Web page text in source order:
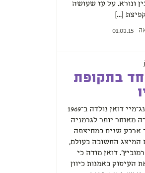
ונורא. על עז שעושה
[…]
01.03.15
בתקופת
האמנית ינג־מיי דואן נולדה ב־1969
מאוחר יותר לגרמניה
ארבע שנים במחיצתה
המיצג החשובה בעולם,
דואן מודה כי
העיסוק באמנות כיוון